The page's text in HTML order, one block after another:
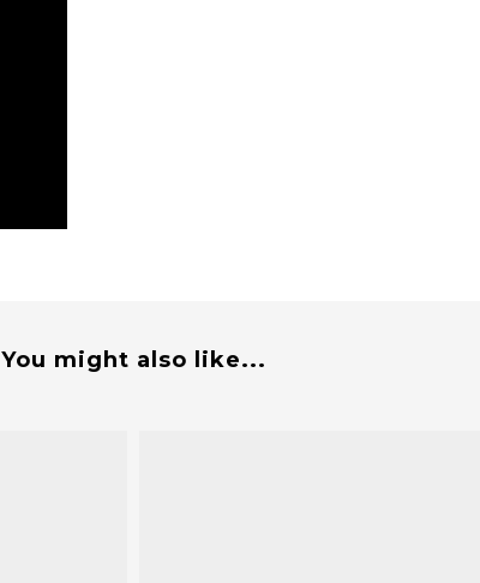
You might also like...